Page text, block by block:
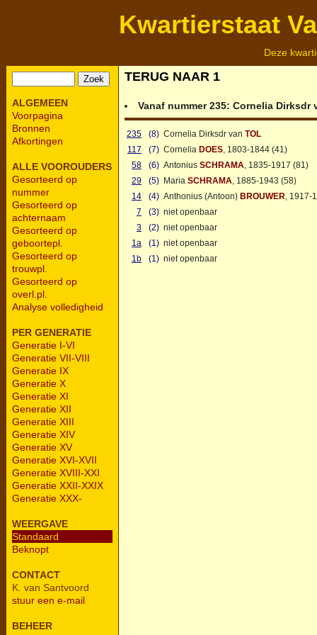
Kwartierstaat
Deze
ALGEMEEN
Voorpagina
Bronnen
Afkortingen
ALLE VOOROUDERS
Gesorteerd op
nummer
Gesorteerd op
achternaam
Gesorteerd op
geboortepl.
Gesorteerd op
trouwpl.
Gesorteerd op
overl.pl.
Analyse volledigheid
PER GENERATIE
Generatie I-VI
Generatie VII-VIII
Generatie IX
Generatie X
Generatie XI
Generatie XII
Generatie XIII
Generatie XIV
Generatie XV
Generatie XVI-XVII
Generatie XVIII-XXI
Generatie XXII-XXIX
Generatie XXX-
WEERGAVE
Standaard
Beknopt
CONTACT
K. van Santvoord
stuur een e-mail
BEHEER
TERUG NAAR 1
Vanaf nummer 235: Cornelia Dirksdr
235 (8) Cornelia Dirksdr van TOL
117
(7) Cornelia DOES, 1803-1844 (41)
58
(6) Antonius SCHRAMA, 1835-1917 (81)
29
(5) Maria SCHRAMA, 1885-1943 (58)
14
(4) Anthonius (Antoon) BROUWER, 1917-
7
(3) niet openbaar
3
(2) niet openbaar
1a
(1) niet openbaar
1b
(1) niet openbaar